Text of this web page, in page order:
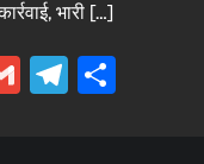
भारी […]
GmailTelegram